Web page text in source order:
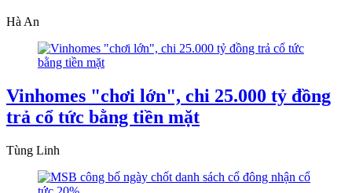
Hà An
Vinhomes "chơi lớn", chi 25.000 tỷ đồng
trả cổ tức bằng tiền mặt
Tùng Linh